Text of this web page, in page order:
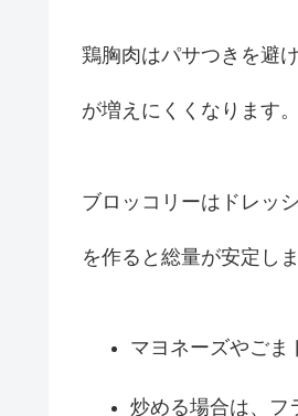
鶏胸肉はパサつきを避
が増えにくくなります。
ブロッコリーはドレッ
を作ると総量が安定しま
マヨネーズやごま
炒める場合は、フ